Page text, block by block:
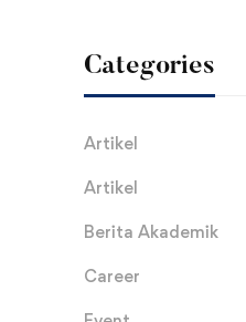
Categories
Artikel
Artikel
Berita Akademik
Career